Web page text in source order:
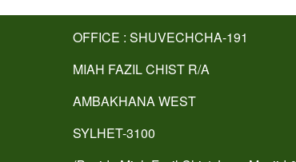
OFFICE : SHUVECHCHA-191
MIAH FAZIL CHIST R/A
AMBAKHANA WEST
SYLHET-3100